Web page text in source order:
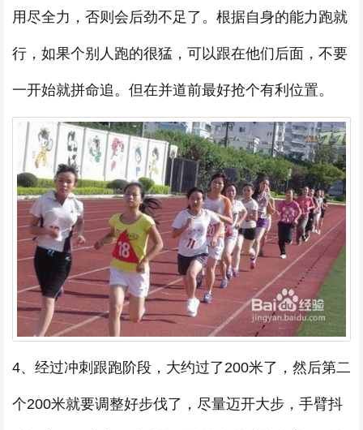
用尽全力，否则会后劲不足了。根据自身的能力跑就
行，如果个别人跑的很猛，可以跟在他们后面，不要
一开始就拼命追。但在并道前最好抢个有利位置。
4、经过冲刺跟跑阶段，大约过了200米了，然后第二
个200米就要调整好步伐了，尽量迈开大步，手臂抖